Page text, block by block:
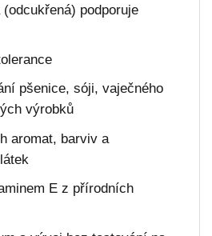
(odcukřená) podporuje
pšenice, sóji, vaječného
výrobků
aromat, barviv a
E z přírodních